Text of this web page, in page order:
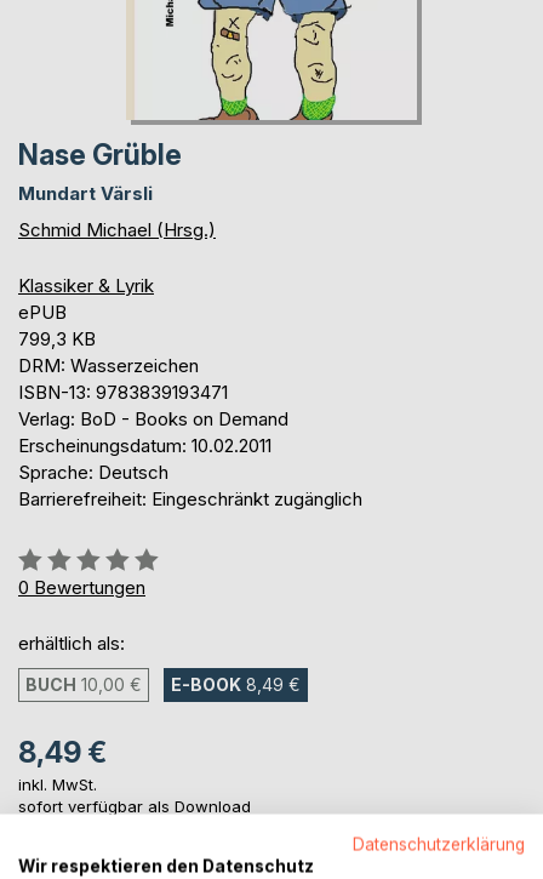
Nase Grüble
Mundart Värsli
Schmid Michael (Hrsg.)
Klassiker & Lyrik
ePUB
799,3 KB
DRM: Wasserzeichen
ISBN-13: 9783839193471
Verlag: BoD - Books on Demand
Erscheinungsdatum: 10.02.2011
Sprache: Deutsch
Barrierefreiheit: Eingeschränkt zugänglich
Bewertung::
0%
0 Bewertungen
erhältlich als:
BUCH 10,00 € E-BOOK 8,49 €
8,49 €
inkl. MwSt.
sofort verfügbar als Download
Datenschutzerklärung
Wir respektieren den Datenschutz